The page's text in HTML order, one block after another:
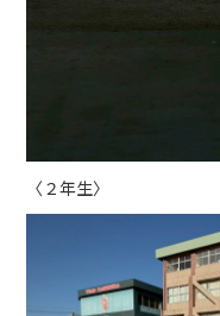
〈２年生〉